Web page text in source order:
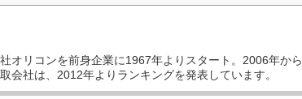
オリコンを前身企業に1967年よりスタート。2006年から
会社は、2012年よりランキングを発表しています。